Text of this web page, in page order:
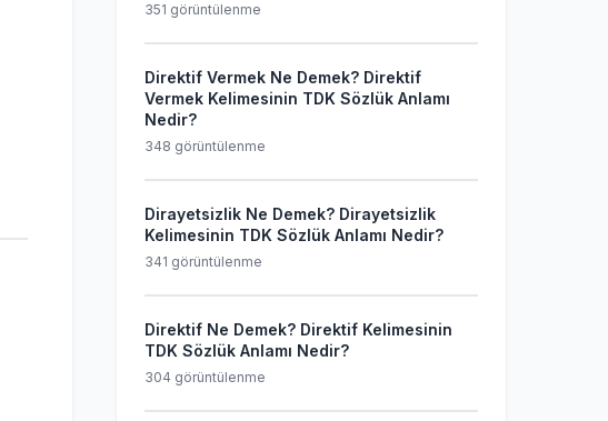
351 görüntülenme
Direktif Vermek Ne Demek? Direktif
Vermek Kelimesinin TDK Sözlük Anlamı
Nedir?
348 görüntülenme
Dirayetsizlik Ne Demek? Dirayetsizlik
Kelimesinin TDK Sözlük Anlamı Nedir?
341 görüntülenme
Direktif Ne Demek? Direktif Kelimesinin
TDK Sözlük Anlamı Nedir?
304 görüntülenme